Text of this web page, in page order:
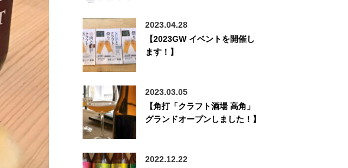
2023.04.28
【2023GW イベントを開催し
ます！】
2023.03.05
【角打「クラフト酒場 高角」
グランドオープンしました！】
2022.12.22